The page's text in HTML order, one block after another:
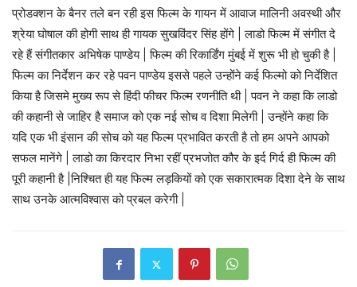
प्रोडक्शन के बैनर तले बन रही इस फिल्म के गायन में आवाज मालिनी अवस्थी और
श्रेया घोषाल की होगी साथ ही गायक सुखविंदर सिंह होंगे | लाडो फिल्म में संगीत दे
रहे हैं संगीतकार अभिषेक पाण्डेय | फिल्म की रिकार्डिंग मुंबई में शुरू भी हो चुकी है |
फिल्म का निर्देशन कर रहे पवन पाण्डेय इससे पहले उन्होंने कई फिल्मो को निर्देशित
किया है जिसमे मुख्य रूप से हिंदी फीचर फिल्म रणनीति थी | पवन ने कहा कि लाडो
की कहानी से जाहिर है समाज को एक नई सोच व दिशा मिलेगी | उन्होंने कहा कि
यदि एक भी इंसान की सोच को यह फिल्म प्रभावित करती है तो हम अपने आपको
सफल मानेंगे | लाडो का किरदार निभा रहीं प्रभजोत कौर के इर्द गिर्द ही फिल्म की
पूरी कहानी है |निश्चित ही यह फिल्म लड़कियों को एक सकारात्मक दिशा देने के साथ
साथ उनके आत्मविश्वास को प्रबल करेगी |